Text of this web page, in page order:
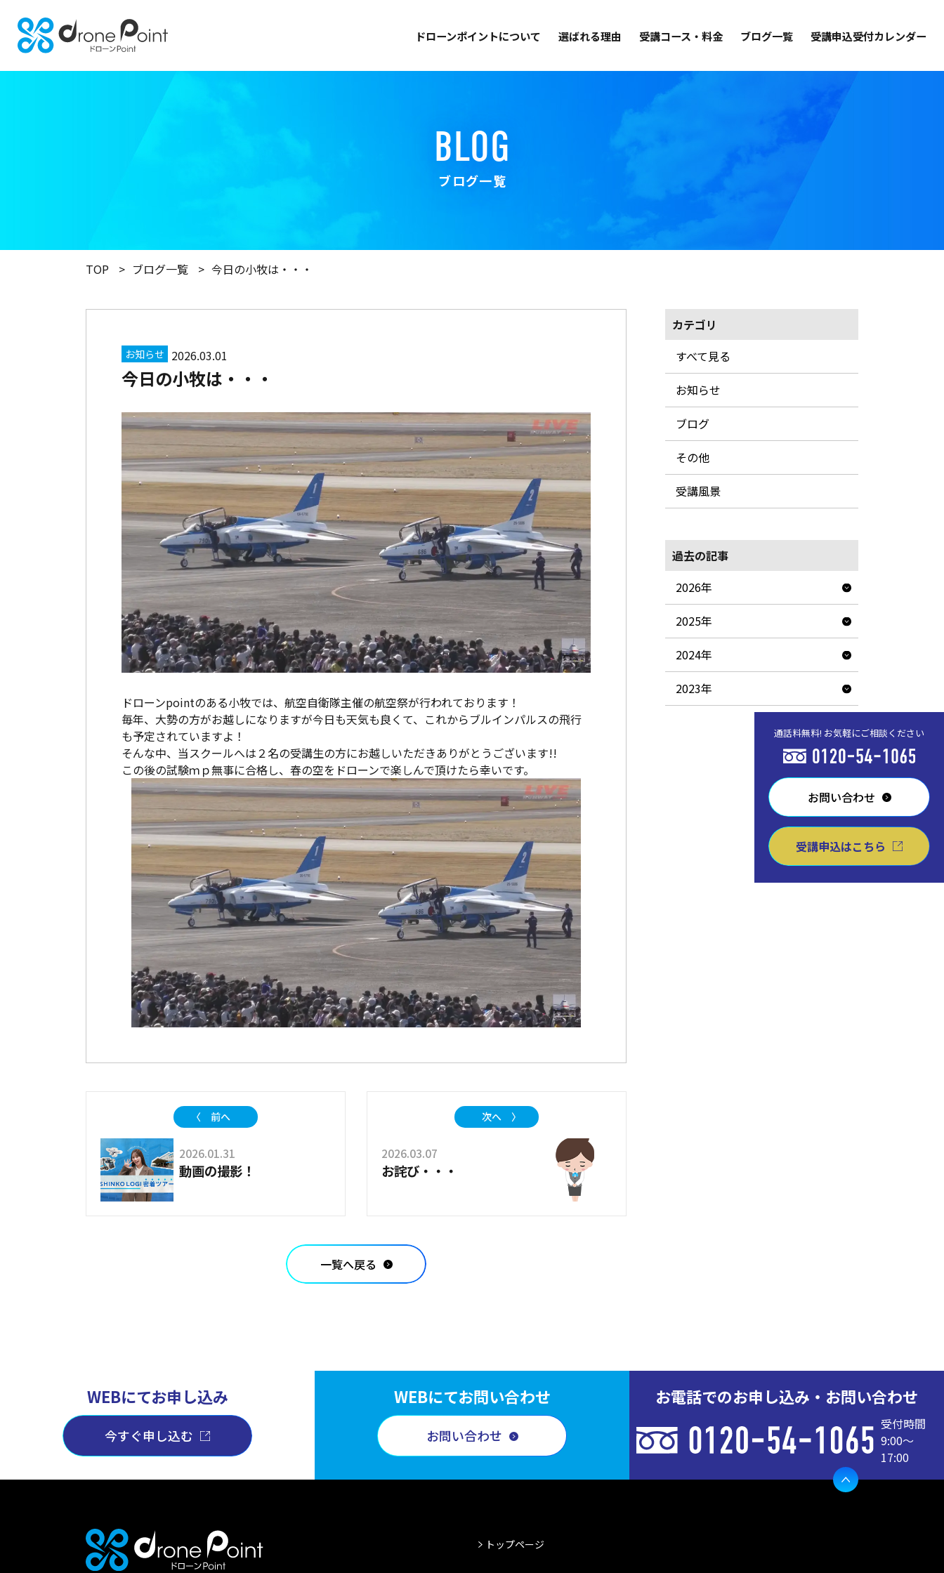
ドローンポイントについて 選ばれる理由 受講コース・料金 ブログ一覧 受講申込受付カレンダー
BLOG
ブログ一覧
TOP ブログ一覧 今日の小牧は・・・
お知らせ 2026.03.01
今日の小牧は・・・
ドローンpointのある小牧では、航空自衛隊主催の航空祭が行われております！
毎年、大勢の方がお越しになりますが今日も天気も良くて、これからブルインパルスの飛行
も予定されていますよ！
そんな中、当スクールへは２名の受講生の方にお越しいただきありがとうございます!!
この後の試験ｍｐ無事に合格し、春の空をドローンで楽しんで頂けたら幸いです。
〈 前へ
2026.01.31
動画の撮影！
次へ 〉
2026.03.07
お詫び・・・
一覧へ戻る
カテゴリ
すべて見る
お知らせ
ブログ
その他
受講風景
過去の記事
2026年
2025年
2024年
2023年
WEBにてお申し込み
今すぐ申し込む
WEBにてお問い合わせ
お問い合わせ
お電話でのお申し込み・お問い合わせ
受付時間
9:00〜
17:00
トップページ
通話料無料! お気軽にご相談ください
お問い合わせ
受講申込はこちら